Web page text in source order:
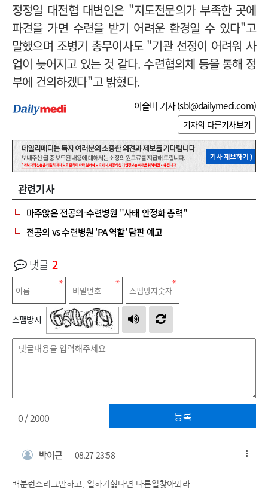
정정일 대전협 대변인은 "지도전문의가 부족한 곳에
파견을 가면 수련을 받기 어려운 환경일 수 있다"고
말했으며 조병기 총무이사도 "기관 선정이 어려워 사
업이 늦어지고 있는 것 같다. 수련협의체 등을 통해 정
부에 건의하겠다"고 밝혔다.
이슬비 기자 (sbl@dailymedi.com)
기자의 다른기사보기
관련기사
마주앉은 전공의-수련병원 "사태 안정화 총력"
전공의 vs 수련병원 'PA 역할' 담판 예고
댓글 2
스팸방지
등록
0/ 2000
박이근 08.27 23:58
배분런소리그만하고, 일하기싫다면 다른일찾아봐라.